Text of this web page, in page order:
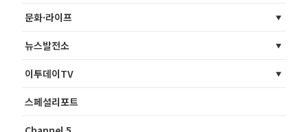
문화·라이프
뉴스발전소
이투데이TV
스페셜리포트